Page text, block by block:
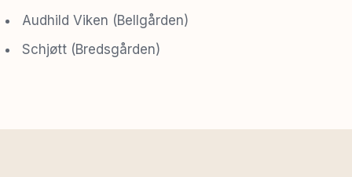
Audhild Viken (Bellgården)
Schjøtt (Bredsgården)